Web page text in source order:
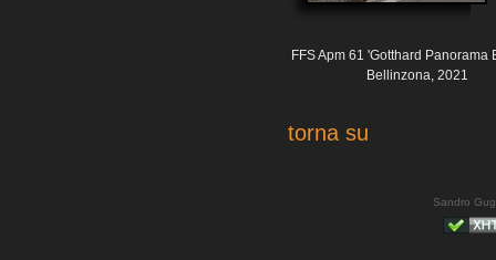
FFS Apm 61 'Gotthard Panorama
Bellinzona, 2021
torna su
Sandro